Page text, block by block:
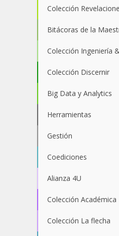
Colección
Bitácoras de la
Colección Ingeniería
Colección Discernir
Big Data y Analytics
Herramientas
Gestión
Coediciones
Alianza 4U
Colección Académica
Colección La flecha